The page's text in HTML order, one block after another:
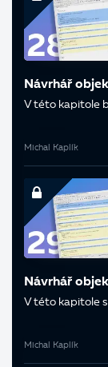
Návrhář
V této kapitole
Michal Kaplík
Návrhář
V této kapitole
Michal Kaplík